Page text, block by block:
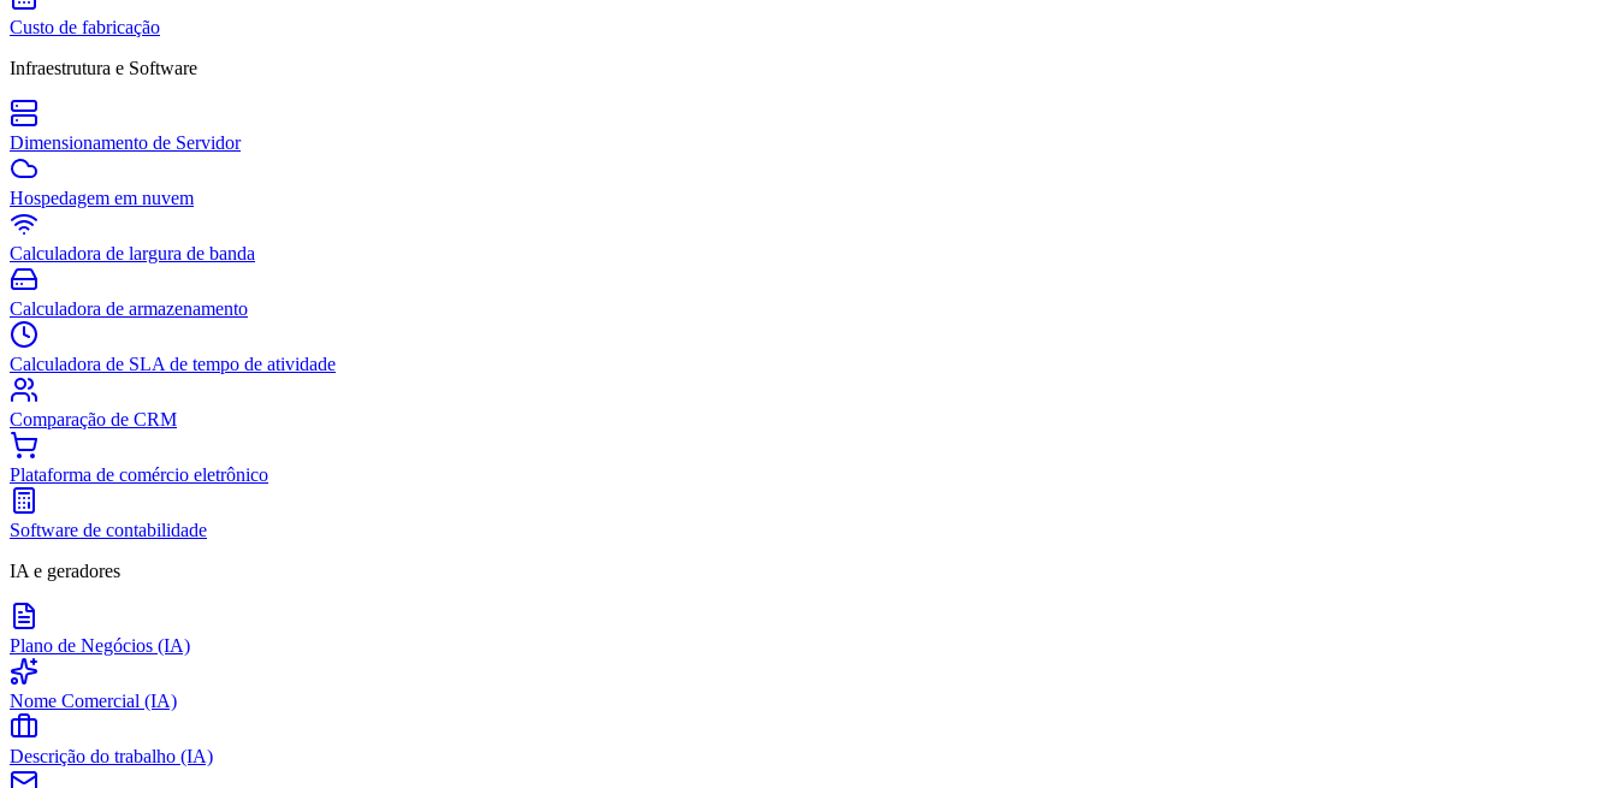
Custo de fabricação
Infraestrutura e Software
Dimensionamento de Servidor
Hospedagem em nuvem
Calculadora de largura de banda
Calculadora de armazenamento
Calculadora de SLA de tempo de atividade
Comparação de CRM
Plataforma de comércio eletrônico
Software de contabilidade
IA e geradores
Plano de Negócios (IA)
Nome Comercial (IA)
Descrição do trabalho (IA)